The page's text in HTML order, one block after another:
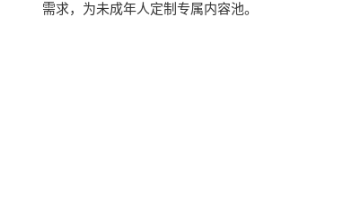
需求，为未成年人定制专属内容池。